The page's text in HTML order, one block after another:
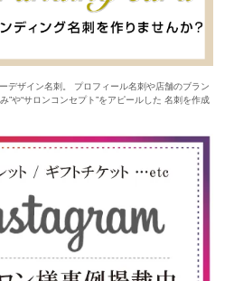
デザイン名刺。 プロフィール名刺や店舗のブラン
や“サロンコンセプト”をアピールした 名刺を作成